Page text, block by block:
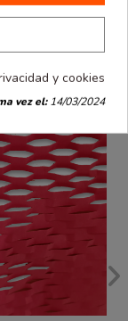
y cookies
vez el:14/03/2024